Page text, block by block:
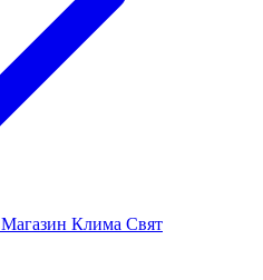
Магазин Клима Свят